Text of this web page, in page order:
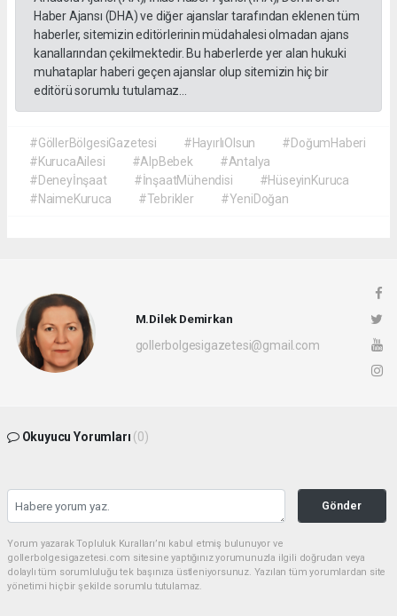
Haber Ajansı (DHA) ve diğer ajanslar tarafından eklenen tüm
haberler, sitemizin editörlerinin müdahalesi olmadan ajans
kanallarından çekilmektedir. Bu haberlerde yer alan hukuki
muhataplar haberi geçen ajanslar olup sitemizin hiç bir
editörü sorumlu tutulamaz...
#GöllerBölgesiGazetesi #HayırlıOlsun
#DoğumHaberi
#KurucaAilesi
#AlpBebek
#Antalya
#Deneyİnşaat
#İnşaatMühendisi
#HüseyinKuruca
#NaimeKuruca
#Tebrikler #YeniDoğan
M.Dilek Demirkan
gollerbolgesigazetesi@gmail.com
Okuyucu Yorumları (0)
Gönder
Yorum yazarak Topluluk Kuralları’nı kabul etmiş bulunuyor ve
gollerbolgesigazetesi.com sitesine yaptığınız yorumunuzla ilgili doğrudan veya
dolaylı tüm sorumluluğu tek başınıza üstleniyorsunuz. Yazılan tüm yorumlardan site
yönetimi hiçbir şekilde sorumlu tutulamaz.